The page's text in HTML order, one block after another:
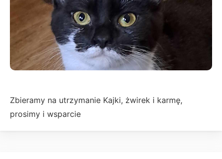
Zbieramy na utrzymanie Kajki, żwirek i karmę,
prosimy i wsparcie